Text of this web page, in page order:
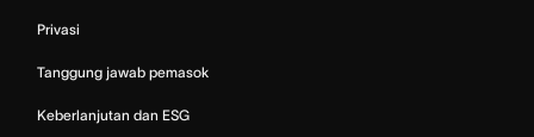
Privasi
Tanggung jawab pemasok
Keberlanjutan dan ESG